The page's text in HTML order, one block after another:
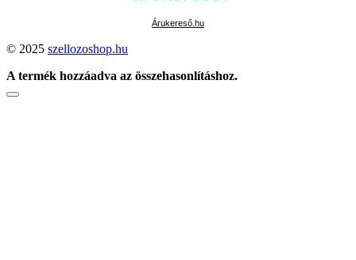
Árukereső.hu
© 2025 szellozoshop.hu
A termék hozzáadva az összehasonlításhoz.